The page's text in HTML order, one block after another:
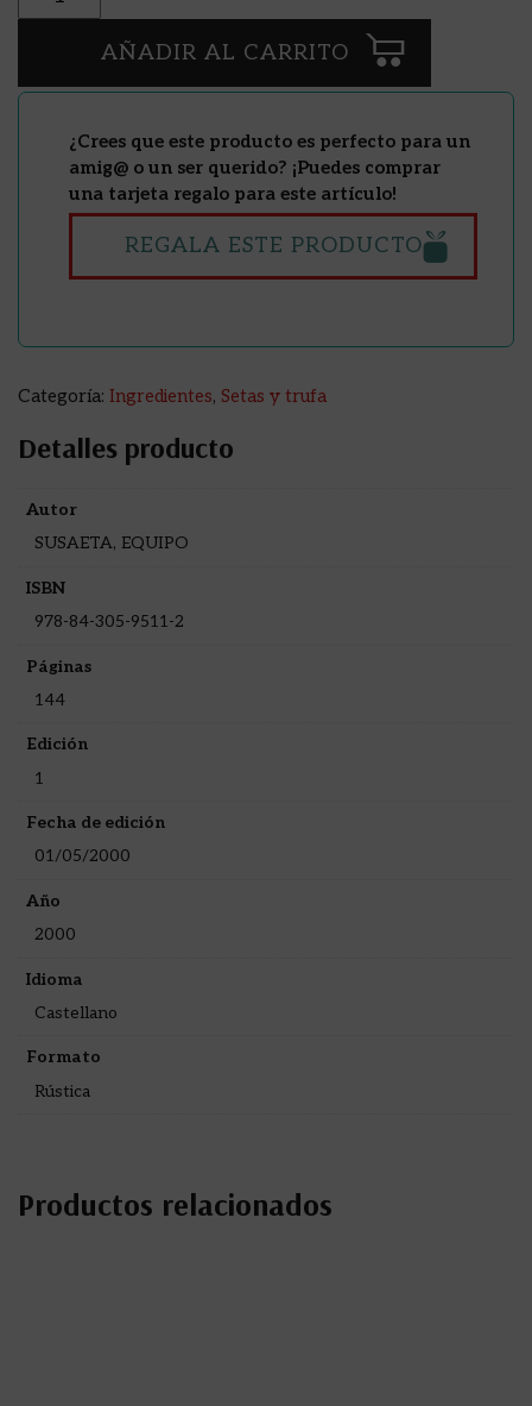
AÑADIR AL CARRITO
¿Crees que este producto es perfecto para un
amig@ o un ser querido? ¡Puedes comprar
una tarjeta regalo para este artículo!
REGALA ESTE PRODUCTO
Categoría: Ingredientes, Setas y trufa
Detalles producto
Autor
SUSAETA, EQUIPO
ISBN
978-84-305-9511-2
Páginas
144
Edición
1
Fecha de edición
01/05/2000
Año
2000
Idioma
Castellano
Formato
Rústica
Productos relacionados